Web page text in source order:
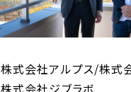
株式会社アルプス/株式